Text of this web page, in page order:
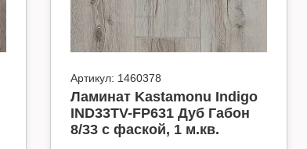
Артикул: 1460378
Ламинат Kastamonu Indigo
IND33TV-FP631 Дуб Габон
8/33 с фаской, 1 м.кв.